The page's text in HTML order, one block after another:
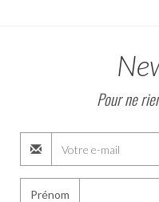
Pour ne
Prénom